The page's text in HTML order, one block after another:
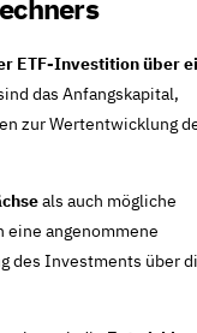
ETF-Investition über
das Anfangskapital,
zur Wertentwicklung
als auch mögliche
eine angenommene
des Investments über